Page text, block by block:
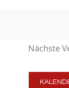
Nächste